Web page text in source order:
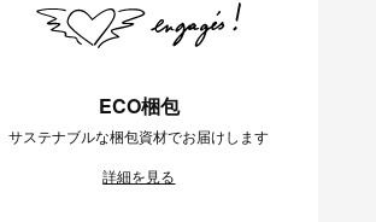
ECO梱包
サステナブルな梱包資材でお届けします
詳細を見る